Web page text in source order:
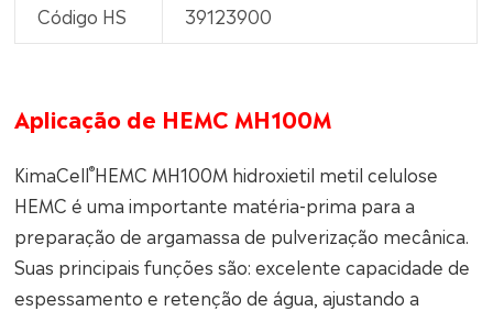
Código HS 39123900
Aplicação de HEMC MH100M
KimaCell®HEMC MH100M hidroxietil metil celulose
HEMC é uma importante matéria-prima para a
preparação de argamassa de pulverização mecânica.
Suas principais funções são: excelente capacidade de
espessamento e retenção de água, ajustando a